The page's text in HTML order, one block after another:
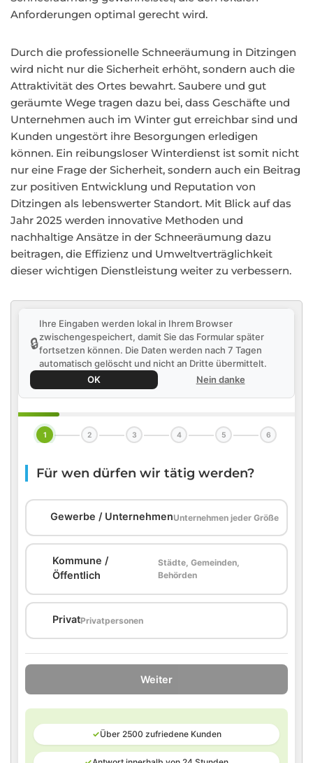
Anforderungen optimal gerecht wird.
Durch die professionelle Schneeräumung in Ditzingen
wird nicht nur die Sicherheit erhöht, sondern auch die
Attraktivität des Ortes bewahrt. Saubere und gut
geräumte Wege tragen dazu bei, dass Geschäfte und
Unternehmen auch im Winter gut erreichbar sind und
Kunden ungestört ihre Besorgungen erledigen
können. Ein reibungsloser Winterdienst ist somit nicht
nur eine Frage der Sicherheit, sondern auch ein Beitrag
zur positiven Entwicklung und Reputation von
Ditzingen als lebenswerter Standort. Mit Blick auf das
Jahr 2025 werden innovative Methoden und
nachhaltige Ansätze in der Schneeräumung dazu
beitragen, die Effizienz und Umweltverträglichkeit
dieser wichtigen Dienstleistung weiter zu verbessern.
🔒
Ihre Eingaben werden lokal in Ihrem Browser
zwischengespeichert, damit Sie das Formular später
fortsetzen können. Die Daten werden nach 7 Tagen
automatisch gelöscht und nicht an Dritte übermittelt.
OK
Nein danke
1 2 3 4 5 6
Für wen dürfen wir tätig werden?
Gewerbe / UnternehmenUnternehmen jeder Größe
Kommune /
Öffentlich
Städte, Gemeinden,
Behörden
PrivatPrivatpersonen
Weiter
✓Über 2500 zufriedene Kunden